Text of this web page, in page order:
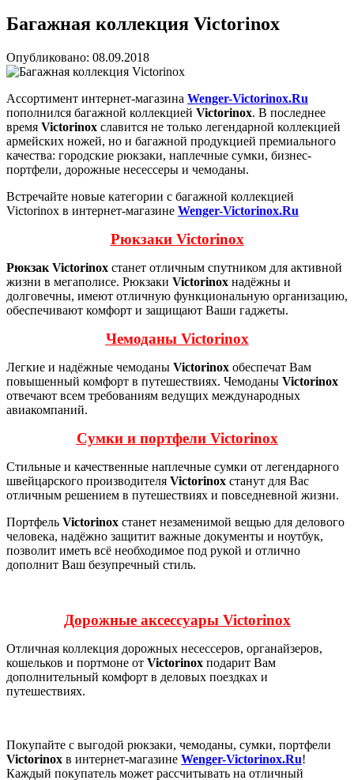
Багажная коллекция Victorinox
Опубликовано: 08.09.2018
Ассортимент интернет-магазина Wenger-Victorinox.Ru
пополнился багажной коллекцией Victorinox. В последнее
время Victorinox славится не только легендарной коллекцией
армейских ножей, но и багажной продукцией премиального
качества: городские рюкзаки, наплечные сумки, бизнес-
портфели, дорожные несессеры и чемоданы.
Встречайте новые категории с багажной коллекцией
Victorinox в интернет-магазине Wenger-Victorinox.Ru
Рюкзаки Victorinox
Рюкзак Victorinox станет отличным спутником для активной
жизни в мегаполисе. Рюкзаки Victorinox надёжны и
долговечны, имеют отличную функциональную организацию,
обеспечивают комфорт и защищают Ваши гаджеты.
Чемоданы Victorinox
Легкие и надёжные чемоданы Victorinox обеспечат Вам
повышенный комфорт в путешествиях. Чемоданы Victorinox
отвечают всем требованиям ведущих международных
авиакомпаний.
Сумки и портфели Victorinox
Стильные и качественные наплечные сумки от легендарного
швейцарского производителя Victorinox станут для Вас
отличным решением в путешествиях и повседневной жизни.
Портфель Victorinox станет незаменимой вещью для делового
человека, надёжно защитит важные документы и ноутбук,
позволит иметь всё необходимое под рукой и отлично
дополнит Ваш безупречный стиль.
Дорожные аксессуары Victorinox
Отличная коллекция дорожных несессеров, органайзеров,
кошельков и портмоне от Victorinox подарит Вам
дополнительный комфорт в деловых поездках и
путешествиях.
Покупайте с выгодой рюкзаки, чемоданы, сумки, портфели
Victorinox в интернет-магазине Wenger-Victorinox.Ru!
Каждый покупатель может рассчитывать на отличный